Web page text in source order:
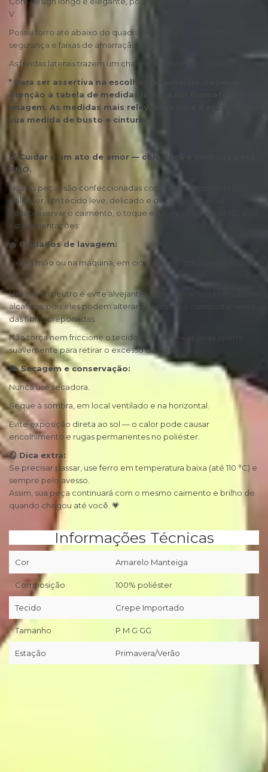
V.
Possui forro até abaixo do quadril para garantir conforto e
segurança e faixas de amarração na cintura.
As fendas laterais trazem um charme e movimento à peça.
* Para ser assertiva na escolha do tamanho da peça:
atenção à tabela de medidas inclusa em formato de
imagem. As medidas mais relevantes para a escolha são
sua medida de busto e cintura. *
💕 Cuidar é um ato de amor — com você e com sua peça
AMÔ.
Nossas peças são confeccionadas com crepe importado 100%
poliéster, um tecido leve, delicado e de toque especial.
Para preservar o caimento, o toque e a beleza da sua AMÔ, siga
estas orientações:
🧺 Cuidados de lavagem:
Lave à mão ou na máquina, em ciclo suave, com água fria ou até
30 °C.
Use sabão neutro e evite alvejantes, cloro, amaciantes e sabões
alcalinos, pois eles podem alterar a textura e o comportamento
das fibras creponadas.
Não torça nem friccione o tecido molhado — apenas aperte
suavemente para retirar o excesso de água.
🌤 Secagem e conservação:
Nunca use secadora.
Seque à sombra, em local ventilado e na horizontal.
Evite exposição direta ao sol — o calor pode causar
encolhimento e rugas permanentes no poliéster.
🪞 Dica extra:
Se precisar passar, use ferro em temperatura baixa (até 110 °C) e
sempre pelo avesso.
Assim, sua peça continuará com o mesmo caimento e brilho de
quando chegou até você. 💗
Informações Técnicas
Cor Amarelo Manteiga
Composição 100% poliéster
Tecido Crepe Importado
Tamanho P M G GG
Estação Primavera/Verão